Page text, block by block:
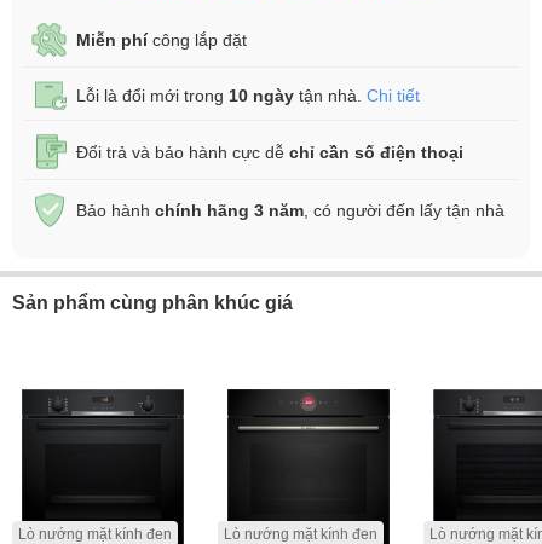
Miễn phícông lắp đặt
Lỗi là đổi mới trong 10 ngày tận nhà. Chi tiết
Đổi trả và bảo hành cực dễ chỉ cần số điện thoại
Bảo hành chính hãng 3 năm , có người đến lấy tận nhà
Sản phẩm cùng phân khúc giá
Lò nướng mặt kính đen Lò nướng mặt kính đen Lò nướng mặt